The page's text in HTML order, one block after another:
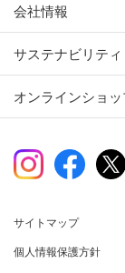
会社情報
サステナビリティ
オンラインショッ
サイトマップ
個人情報保護方針